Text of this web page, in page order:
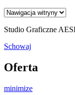
Studio Graficzne
Schowaj
Oferta
minimize